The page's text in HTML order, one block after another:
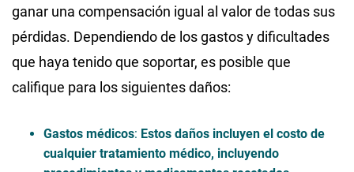
ganar una compensación igual al valor de todas sus
pérdidas. Dependiendo de los gastos y dificultades
que haya tenido que soportar, es posible que
califique para los siguientes daños:
Gastos médicos: Estos daños incluyen el costo de
cualquier tratamiento médico, incluyendo